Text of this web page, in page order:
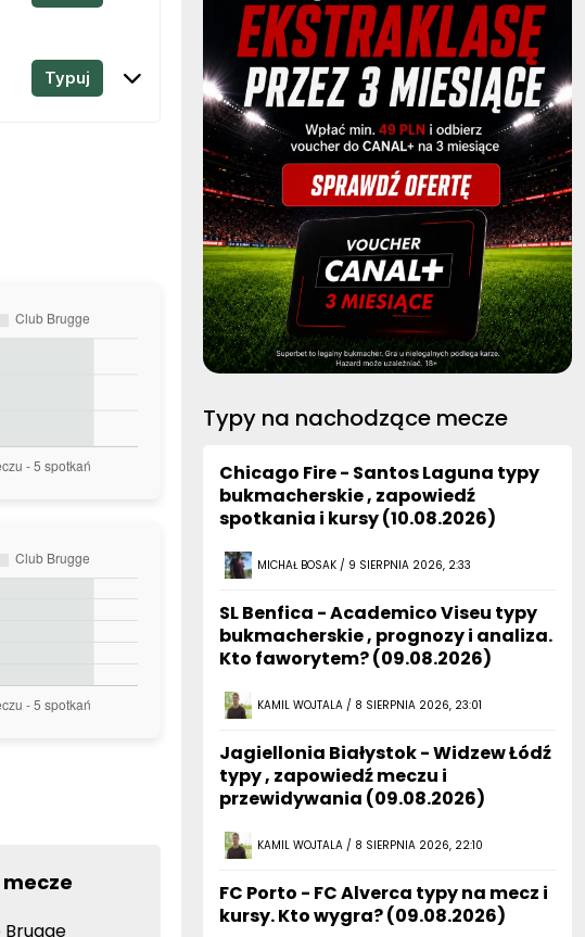
Typuj
Brugge
Typy na nachodzące mecze
Chicago Fire - Santos Laguna typy
bukmacherskie , zapowiedź
spotkania i kursy (10.08.2026)
MICHAŁ BOSAK / 9 SIERPNIA 2026, 2:33
SL Benfica - Academico Viseu typy
bukmacherskie , prognozy i analiza.
Kto faworytem? (09.08.2026)
KAMIL WOJTALA / 8 SIERPNIA 2026, 23:01
Jagiellonia Białystok - Widzew Łódź
typy , zapowiedź meczu i
przewidywania (09.08.2026)
KAMIL WOJTALA / 8 SIERPNIA 2026, 22:10
FC Porto - FC Alverca typy na mecz i
kursy. Kto wygra? (09.08.2026)